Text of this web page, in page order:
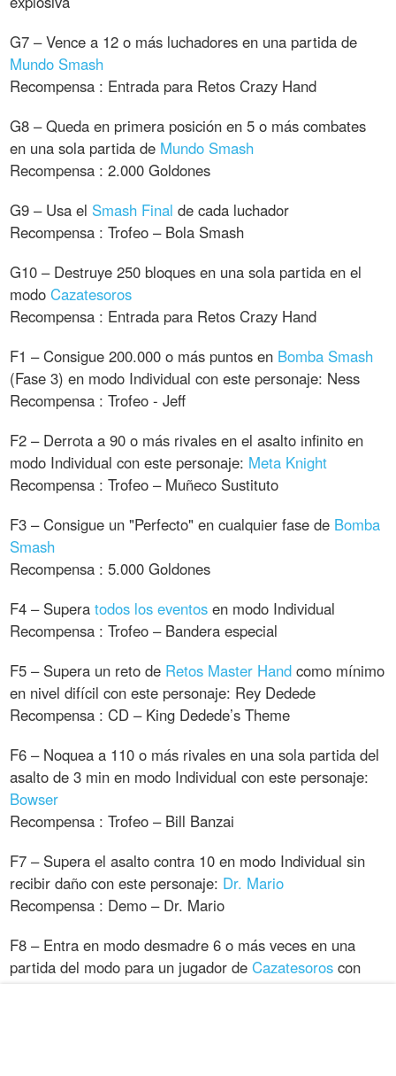
G7 – Vence a 12 o más luchadores en una partida de
Mundo Smash
Recompensa : Entrada para Retos Crazy Hand
G8 – Queda en primera posición en 5 o más combates
en una sola partida de Mundo Smash
Recompensa : 2.000 Goldones
G9 – Usa el Smash Final de cada luchador
Recompensa : Trofeo – Bola Smash
G10 – Destruye 250 bloques en una sola partida en el
modoCazatesoros
Recompensa : Entrada para Retos Crazy Hand
F1 – Consigue 200.000 o más puntos en Bomba Smash
(Fase 3) en modo Individual con este personaje: Ness
Recompensa : Trofeo - Jeff
F2 – Derrota a 90 o más rivales en el asalto infinito en
modo Individual con este personaje: Meta Knight
Recompensa : Trofeo – Muñeco Sustituto
F3 – Consigue un "Perfecto" en cualquier fase de Bomba
Smash
Recompensa : 5.000 Goldones
F4 – Superatodos los eventos en modo Individual
Recompensa : Trofeo – Bandera especial
F5 – Supera un reto de Retos Master Hand como mínimo
en nivel difícil con este personaje: Rey Dedede
Recompensa : CD – King Dedede’s Theme
F6 – Noquea a 110 o más rivales en una sola partida del
asalto de 3 min en modo Individual con este personaje:
Bowser
Recompensa : Trofeo – Bill Banzai
F7 – Supera el asalto contra 10 en modo Individual sin
recibir daño con este personaje: Dr. Mario
Recompensa : Demo – Dr. Mario
F8 – Entra en modo desmadre 6 o más veces en una
partida del modo para un jugador deCazatesoros con